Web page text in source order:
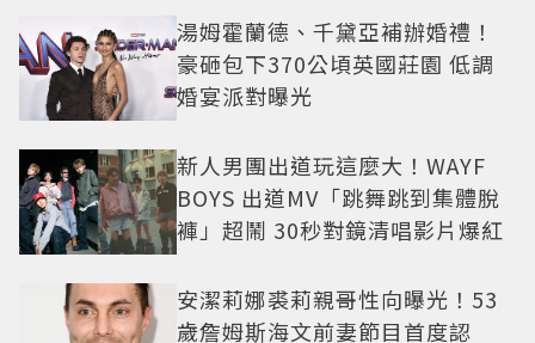
湯姆霍蘭德、千黛亞補辦婚禮！
豪砸包下370公頃英國莊園 低調
婚宴派對曝光
新人男團出道玩這麼大！WAYF
BOYS 出道MV「跳舞跳到集體脫
褲」超鬧 30秒對鏡清唱影片爆紅
安潔莉娜裘莉親哥性向曝光！53
歲詹姆斯海文前妻節目首度認